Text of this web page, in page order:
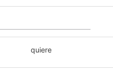
quiere